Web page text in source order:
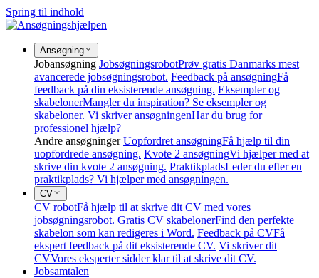
Spring til indhold
Ansøgning
Jobansøgning JobsøgningsrobotPrøv gratis Danmarks mest
avancerede jobsøgningsrobot. Feedback på ansøgningFå
feedback på din eksisterende ansøgning. Eksempler og
skabelonerMangler du inspiration? Se eksempler og
skabeloner. Vi skriver ansøgningenHar du brug for
professionel hjælp?
Andre ansøgninger Uopfordret ansøgningFå hjælp til din
uopfordrede ansøgning. Kvote 2 ansøgningVi hjælper med at
skrive din kvote 2 ansøgning. PraktikpladsLeder du efter en
praktikplads? Vi hjælper med ansøgningen.
CV
CV robotFå hjælp til at skrive dit CV med vores
jobsøgningsrobot. Gratis CV skabelonerFind den perfekte
skabelon som kan redigeres i Word. Feedback på CVFå
ekspert feedback på dit eksisterende CV. Vi skriver dit
CVVores eksperter sidder klar til at skrive dit CV.
Jobsamtalen